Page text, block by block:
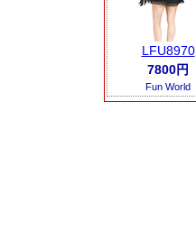
LFU8970
7800円
Fun World